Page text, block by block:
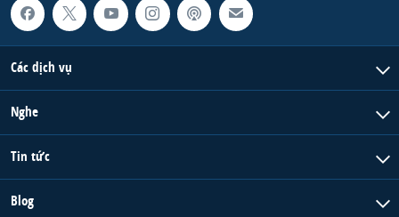
Các dịch vụ
Nghe
Tin tức
Blog